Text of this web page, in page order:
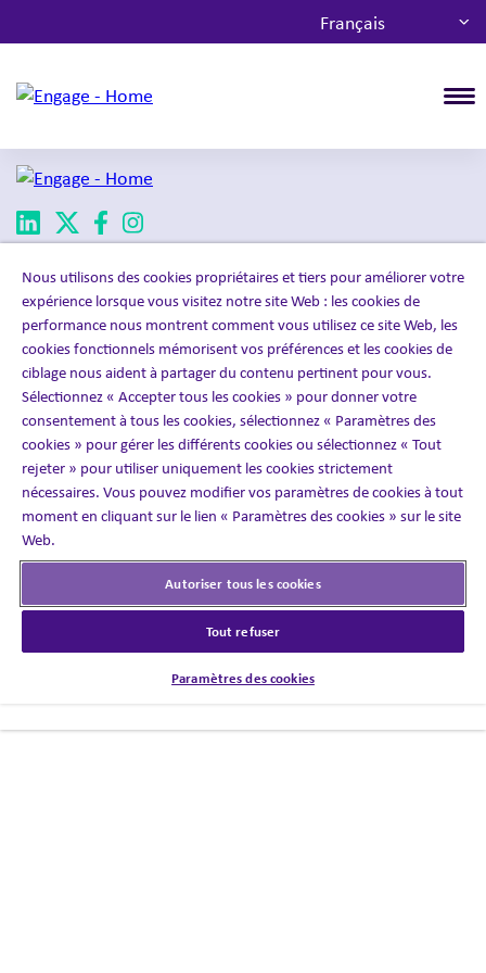
Français
Nos solutions
Joignez Inizio Engage
contactez nous
©2026 Engage. Tous les droits sont réservés.
Paramètres des cookies
Nous utilisons des cookies propriétaires et tiers pour améliorer votre
expérience lorsque vous visitez notre site Web : les cookies de
performance nous montrent comment vous utilisez ce site Web, les
cookies fonctionnels mémorisent vos préférences et les cookies de
ciblage nous aident à partager du contenu pertinent pour vous.
Sélectionnez « Accepter tous les cookies » pour donner votre
consentement à tous les cookies, sélectionnez « Paramètres des
cookies » pour gérer les différents cookies ou sélectionnez « Tout
rejeter » pour utiliser uniquement les cookies strictement
nécessaires. Vous pouvez modifier vos paramètres de cookies à tout
moment en cliquant sur le lien « Paramètres des cookies » sur le site
Web.
Autoriser tous les cookies
Tout refuser
Paramètres des cookies